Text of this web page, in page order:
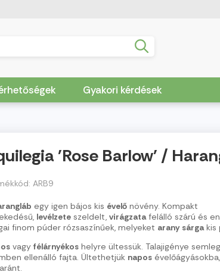
Gyakori kérdések
'Rose Barlow' /
ARB9
egy igen bájos kis évelő növény. Kompakt
levélzete szeldelt, virágzata felálló szárú és
finom púder rózsaszínűek, melyeket arany sárga kis
vagy félárnyékos helyre ültessük. Talajigénye
ellenálló fajta. Ültethetjük napos évelőágyásokba,